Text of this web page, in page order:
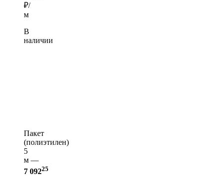
₽/
м
В
наличии
Пакет
(полиэтилен)
5
м —
7 09225